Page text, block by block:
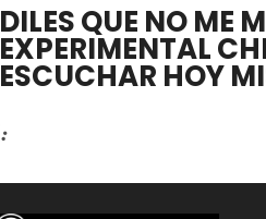
DILES QUE NO ME
EXPERIMENTAL
ESCUCHAR HOY